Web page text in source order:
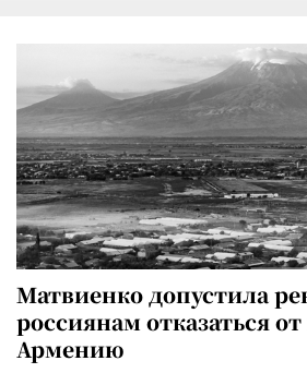
Матвиенко допустила
россиянам отказаться
Армению